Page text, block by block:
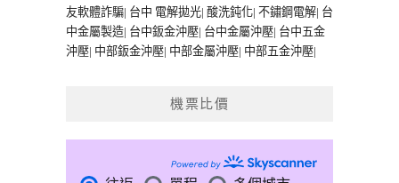
友軟體詐騙| 台中 電解拋光| 酸洗鈍化| 不鏽鋼電解| 台
中金屬製造| 台中鈑金沖壓| 台中金屬沖壓| 台中五金
沖壓| 中部鈑金沖壓| 中部金屬沖壓| 中部五金沖壓|
機票比價